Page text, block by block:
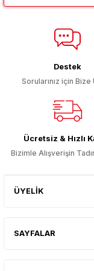
Ürün fiyatı diğer
Destek
Sorularınız için Bize
Ücretsiz & Hızlı
Bizimle Alışverişin
ÜYELİK
SAYFALAR